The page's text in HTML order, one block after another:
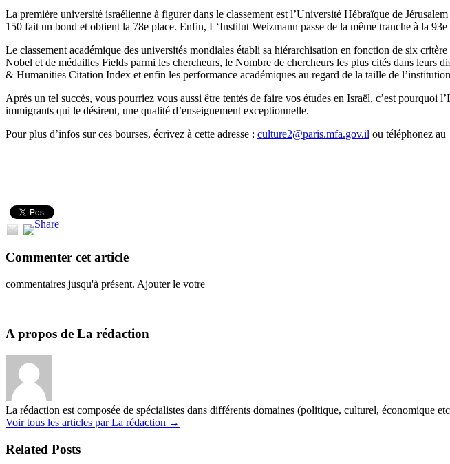
La première université israélienne à figurer dans le classement est l’Université Hébraïque de
150 fait un bond et obtient la 78e place. Enfin, L‘Institut Weizmann passe de la même tranche à la 93e
Le classement académique des universités mondiales établi sa hiérarchisation en fonction de six
Nobel et de médailles Fields parmi les chercheurs, le Nombre de chercheurs les plus cités dans
& Humanities Citation Index et enfin les performance académiques au regard de la taille de
Après un tel succès, vous pourriez vous aussi être tentés de faire vos études en Israël, c’est pourquoi
immigrants qui le désirent, une qualité d’enseignement exceptionnelle.
Pour plus d’infos sur ces bourses, écrivez à cette adresse : culture2@paris.mfa.gov.il ou téléphonez
Commenter cet article
commentaires jusqu'à présent. Ajouter le votre
A propos de La rédaction
La rédaction est composée de spécialistes dans différents domaines (politique, culturel, économique
Voir tous les articles par La rédaction →
Related Posts